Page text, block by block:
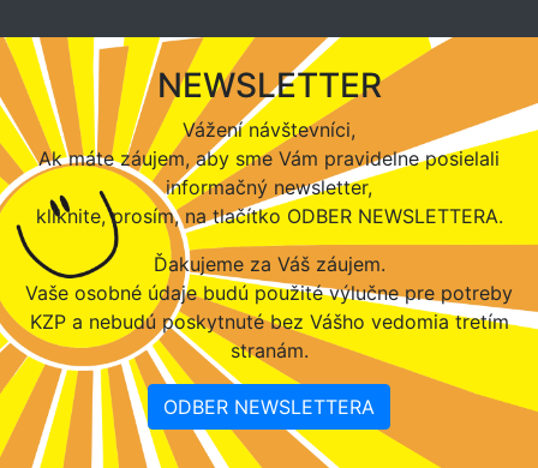
NEWSLETTER
Vážení návštevníci,
Ak máte záujem, aby sme Vám pravidelne posielali
informačný newsletter,
kliknite, prosím, na tlačítko ODBER NEWSLETTERA.
Ďakujeme za Váš záujem.
Vaše osobné údaje budú použité výlučne pre potreby
KZP a nebudú poskytnuté bez Vášho vedomia tretím
stranám.
ODBER NEWSLETTERA